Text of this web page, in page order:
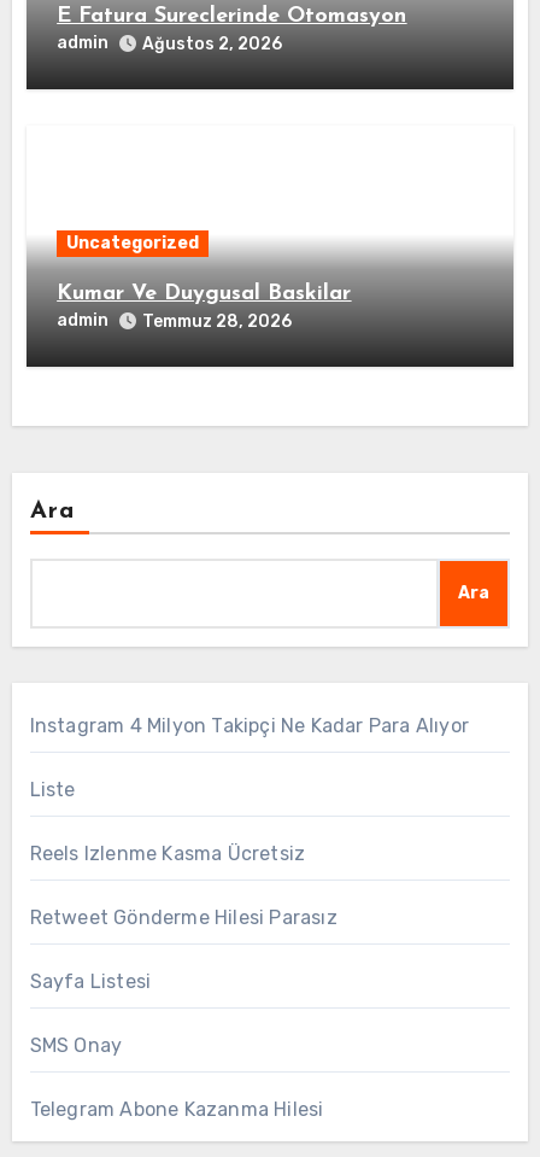
E Fatura Sureclerinde Otomasyon
admin Ağustos 2, 2026
Uncategorized
Kumar Ve Duygusal Baskilar
admin Temmuz 28, 2026
Ara
Ara
Instagram 4 Milyon Takipçi Ne Kadar Para Alıyor
Liste
Reels Izlenme Kasma Ücretsiz
Retweet Gönderme Hilesi Parasız
Sayfa Listesi
SMS Onay
Telegram Abone Kazanma Hilesi